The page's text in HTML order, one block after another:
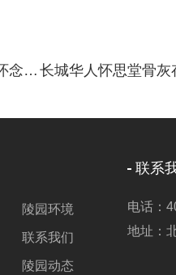
长城华人人怀念堂陵园的墓地在哪里？长城华人人怀念堂墓地怎么去？有没有去长城华人人怀念堂看墓地的班车？ 长城华人怀思堂骨灰
陵园环境
联系我们
陵园动态
联系
电话：
地址：